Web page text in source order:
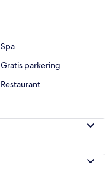
Spa
Gratis parkering
Restaurant